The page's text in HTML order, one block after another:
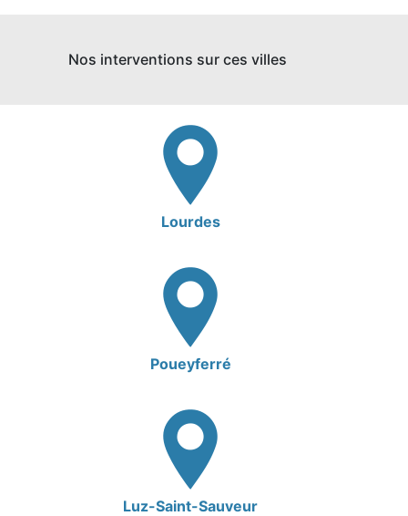
Nos interventions sur ces villes
Lourdes
Poueyferré
Luz-Saint-Sauveur